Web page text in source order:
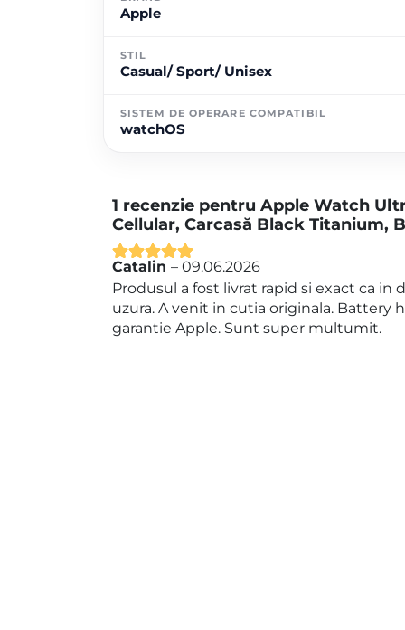
Apple
STIL
Casual/ Sport/ Unisex
SISTEM DE OPERARE COMPATIBIL
watchOS
1 recenzie pentru Apple Watch
Cellular, Carcasă Black Titanium,
Evaluat la 5
din 5
Catalin – 09.06.2026
Produsul a fost livrat rapid si exact ca in
uzura. A venit in cutia originala. Battery
garantie Apple. Sunt super multumit.